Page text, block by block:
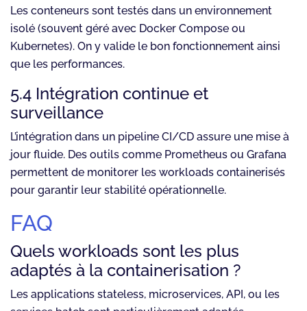
Les conteneurs sont testés dans un environnement
isolé (souvent géré avec Docker Compose ou
Kubernetes). On y valide le bon fonctionnement ainsi
que les performances.
5.4 Intégration continue et
surveillance
L’intégration dans un pipeline CI/CD assure une mise à
jour fluide. Des outils comme Prometheus ou Grafana
permettent de monitorer les workloads containerisés
pour garantir leur stabilité opérationnelle.
FAQ
Quels workloads sont les plus
adaptés à la containerisation ?
Les applications stateless, microservices, API, ou les